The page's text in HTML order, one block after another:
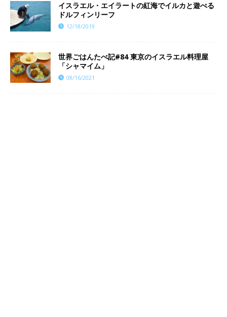
イスラエル・エイラートの紅海でイルカと遊べる
ドルフィンリーフ
12/18/2019
世界ごはんたべ記#84 東京のイスラエル料理屋
「シャマイム」
08/16/2021